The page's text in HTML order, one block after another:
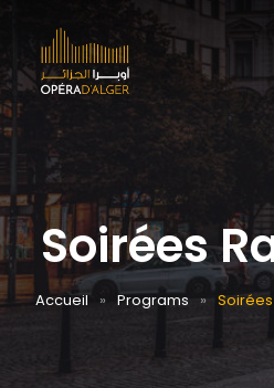
Soirées
Accueil Programs